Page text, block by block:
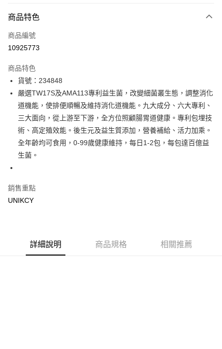
icash Pay
信用卡一次付款
LINE Pay
Apple Pay
街口支付
悠遊付
Google Pay
7-11取貨付款［需3-5個工作天不含預購商品］
宅配［需2-3個工作天不含預購商品］
商品特色
商品編號
10925773
商品特色
貨號：234848
嚴選TW17S及AMA113專利益生菌，改變細菌叢生態，調整消化
道機能，使排便順暢及維持消化道機能。九大成分、六大專利、
三大面向，從上游至下游，全方位照顧腸胃道健康。專利包埋技
術、高定殖效能。後生元及益生質添加，營養補給、活力加乘。
全年齡均可食用，0-99歲健康維持，每日1-2包，每包達百億益
生菌。
銷售重點
UNIKCY
詳細說明 商品規格 相關推薦